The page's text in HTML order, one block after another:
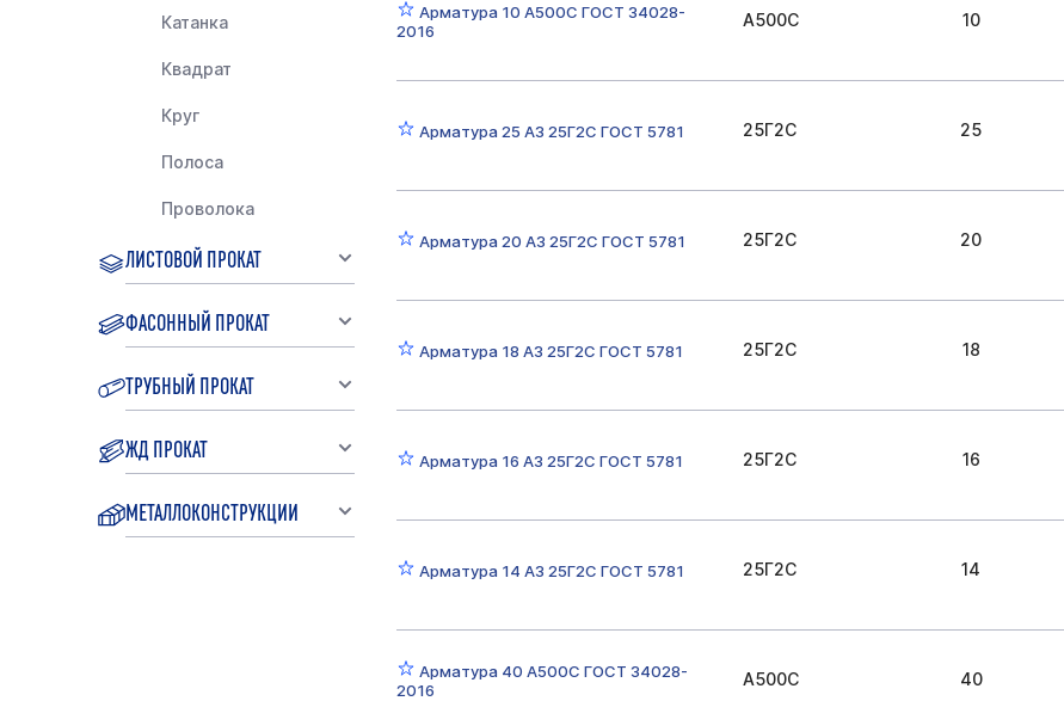
Катанка
Квадрат
Круг
Полоса
Проволока
ЛИСТОВОЙ ПРОКАТ
ФАСОННЫЙ ПРОКАТ
ТРУБНЫЙ ПРОКАТ
ЖД ПРОКАТ
МЕТАЛЛОКОНСТРУКЦИИ
Арматура 10 А500С ГОСТ 34028-
2016
А500С 10
Арматура 25 А3 25Г2С ГОСТ 5781 25Г2С 25
Арматура 20 А3 25Г2С ГОСТ 5781 25Г2С 20
Арматура 18 А3 25Г2С ГОСТ 5781 25Г2С 18
Арматура 16 А3 25Г2С ГОСТ 5781 25Г2С 16
Арматура 14 А3 25Г2С ГОСТ 5781 25Г2С 14
Арматура 40 А500С ГОСТ 34028-
2016
А500С 40